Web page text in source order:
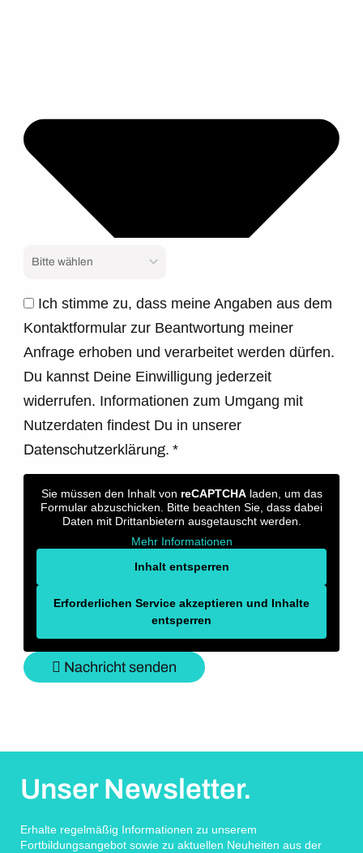
Ich stimme zu, dass meine Angaben aus dem
Kontaktformular zur Beantwortung meiner
Anfrage erhoben und verarbeitet werden dürfen.
Du kannst Deine Einwilligung jederzeit
widerrufen. Informationen zum Umgang mit
Nutzerdaten findest Du in unserer
Datenschutzerklärung.*
Sie müssen den Inhalt von reCAPTCHAladen, um das
Formular abzuschicken. Bitte beachten Sie, dass dabei
Daten mit Drittanbietern ausgetauscht werden.
Mehr Informationen
Inhalt entsperren
Erforderlichen Service akzeptieren und Inhalte
entsperren
Nachricht senden
Unser Newsletter.
Erhalte regelmäßig Informationen zu unserem
Fortbildungsangebot sowie zu aktuellen Neuheiten aus der